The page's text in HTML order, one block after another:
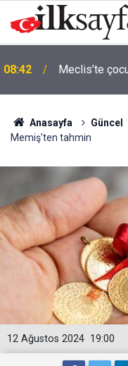
08:42 Meclis’te
Anasayfa Güncel
Memiş'ten tahmin
19:00
12 Ağustos 2024